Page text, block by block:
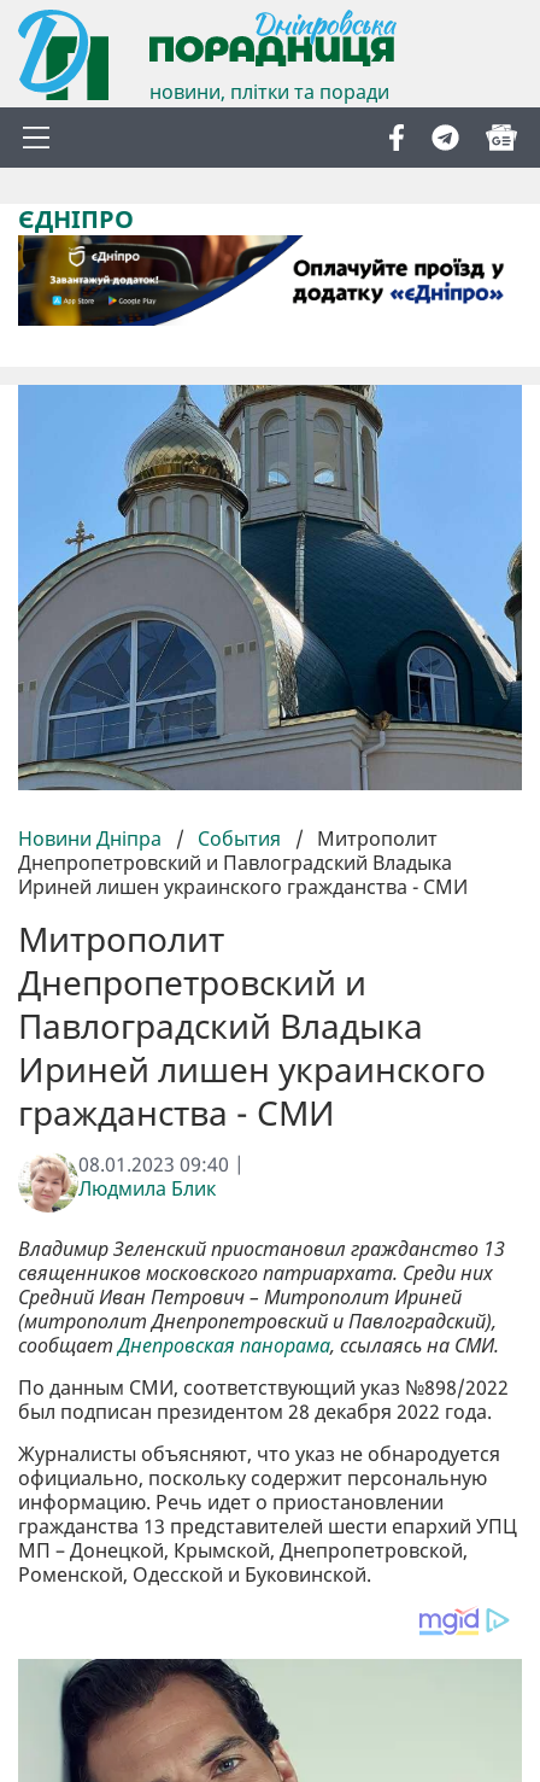
новини, плітки та поради
ЄДНІПРО
Новини Дніпра / События / Митрополит
Днепропетровский и Павлоградский Владыка
Ириней лишен украинского гражданства - СМИ
Митрополит
Днепропетровский и
Павлоградский Владыка
Ириней лишен украинского
гражданства - СМИ
08.01.2023 09:40 |
Людмила Блик
Владимир Зеленский приостановил гражданство 13
священников московского патриархата. Среди них
Средний Иван Петрович – Митрополит Ириней
(митрополит Днепропетровский и Павлоградский),
сообщаетДнепровская панорама, ссылаясь на СМИ.
По данным СМИ, соответствующий указ №898/2022
был подписан президентом 28 декабря 2022 года.
Журналисты объясняют, что указ не обнародуется
официально, поскольку содержит персональную
информацию. Речь идет о приостановлении
гражданства 13 представителей шести епархий УПЦ
МП – Донецкой, Крымской, Днепропетровской,
Роменской, Одесской и Буковинской.